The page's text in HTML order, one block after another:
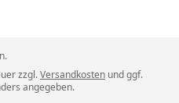
zzgl.Versandkosten und ggf.
angegeben.